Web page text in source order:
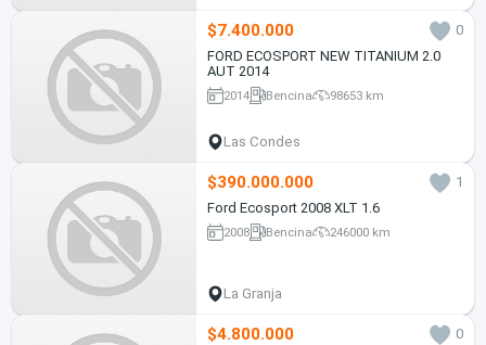
$7.400.000
0
FORD ECOSPORT NEW TITANIUM 2.0
AUT 2014
2014 Bencina 98653 km
Las Condes
$390.000.000
1
Ford Ecosport 2008 XLT 1.6
2008 Bencina 246000 km
La Granja
$4.800.000
0